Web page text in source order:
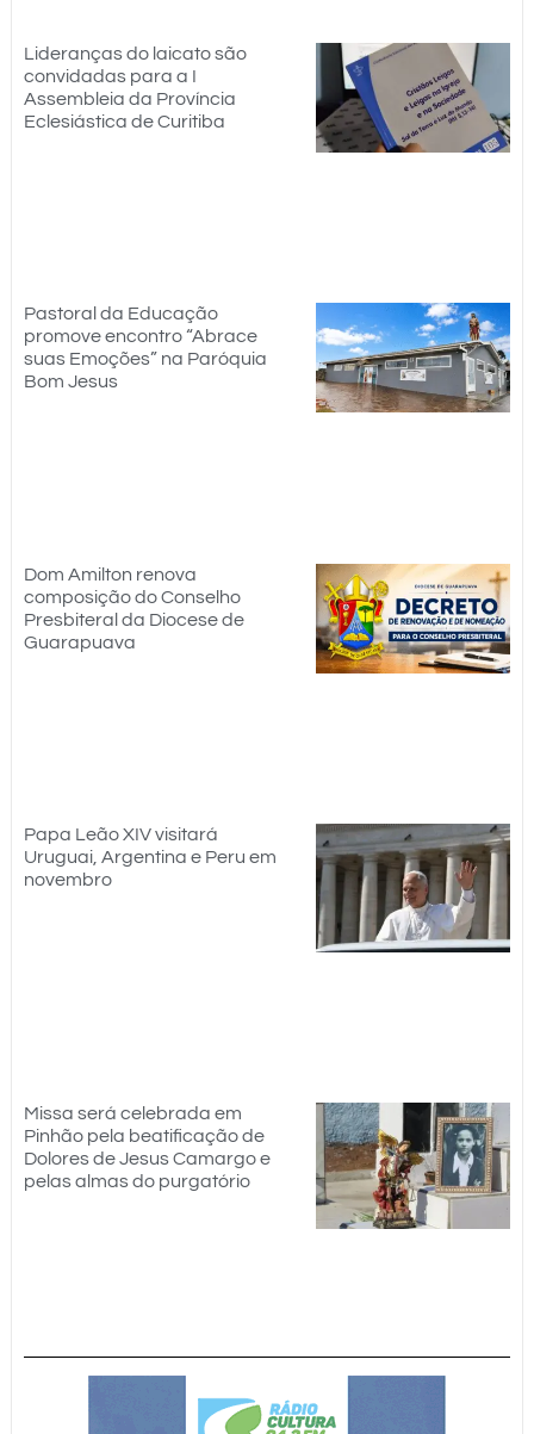
Lideranças do laicato são
convidadas para a I
Assembleia da Província
Eclesiástica de Curitiba
Pastoral da Educação
promove encontro “Abrace
suas Emoções” na Paróquia
Bom Jesus
Dom Amilton renova
composição do Conselho
Presbiteral da Diocese de
Guarapuava
Papa Leão XIV visitará
Uruguai, Argentina e Peru em
novembro
Missa será celebrada em
Pinhão pela beatificação de
Dolores de Jesus Camargo e
pelas almas do purgatório